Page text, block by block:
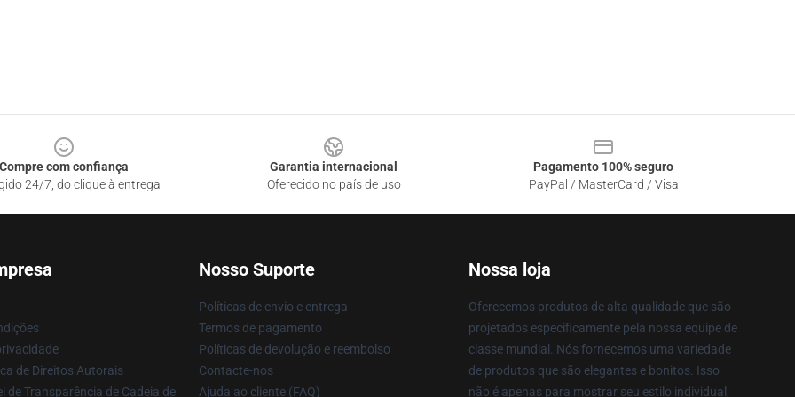
Compre com confiança
24/7, do clique à entrega
Garantia internacional
Oferecido no país de uso
Pagamento 100% seguro
PayPal / MasterCard / Visa
de Direitos Autorais
de Transparência de Cadeia de
Nosso Suporte
Políticas de envio e entrega
Termos de pagamento
Políticas de devolução e reembolso
Contacte-nos
Ajuda ao cliente (FAQ)
Nossa loja
Oferecemos produtos de alta qualidade que são
projetados especificamente pela nossa equipe de
classe mundial. Nós fornecemos uma variedade
de produtos que são elegantes e bonitos. Isso
não é apenas para mostrar seu estilo individual,